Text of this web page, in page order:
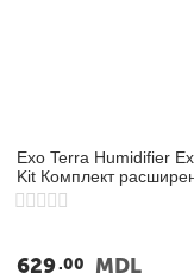
Exo Terra Humidifier
Kit Комплект
для увлажнителя
629 00 MDL